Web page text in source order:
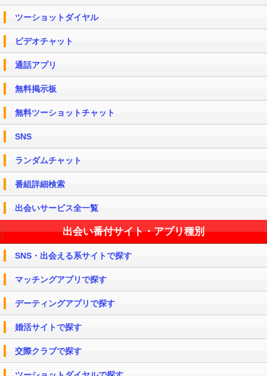
ツーショットダイヤル
ビデオチャット
通話アプリ
無料掲示板
無料ツーショットチャット
SNS
ランダムチャット
番組詳細検索
出会いサービス全一覧
出会い番付サイト・アプリ種別
SNS・出会える系サイトで探す
マッチングアプリで探す
デーティングアプリで探す
婚活サイトで探す
交際クラブで探す